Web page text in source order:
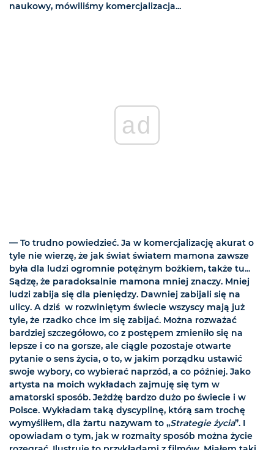
naukowy, mówiliśmy komercjalizacja...
ad
— To trudno powiedzieć. Ja w komercjalizację akurat o
tyle nie wierzę, że jak świat światem mamona zawsze
była dla ludzi ogromnie potężnym bożkiem, także tu...
Sądzę, że paradoksalnie mamona mniej znaczy. Mniej
ludzi zabija się dla pieniędzy. Dawniej zabijali się na
ulicy. A dziś w rozwiniętym świecie wszyscy mają już
tyle, że rzadko chce im się zabijać. Można rozważać
bardziej szczegółowo, co z postępem zmieniło się na
lepsze i co na gorsze, ale ciągle pozostaje otwarte
pytanie o sens życia, o to, w jakim porządku ustawić
swoje wybory, co wybierać naprzód, a co później. Jako
artysta na moich wykładach zajmuję się tym w
amatorski sposób. Jeżdżę bardzo dużo po świecie i w
Polsce. Wykładam taką dyscyplinę, którą sam trochę
wymyśliłem, dla żartu nazywam to „Strategie życia”. I
opowiadam o tym, jak w rozmaity sposób można życie